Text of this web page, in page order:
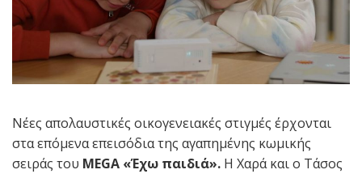
Νέες απολαυστικές οικογενειακές στιγμές έρχονται
στα επόμενα επεισόδια της αγαπημένης κωμικής
σειράς του MEGA «Έχω παιδιά». Η Χαρά και ο Τάσος